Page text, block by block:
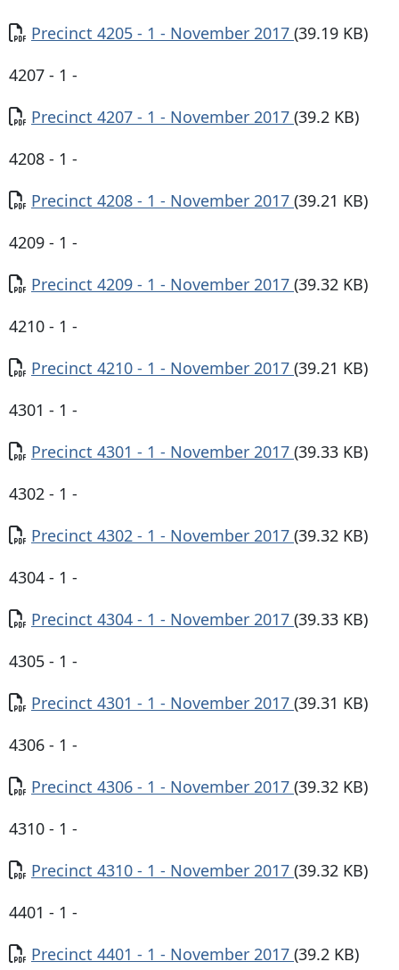
Documento
Precinct 4205 - 1 - November 2017 (39.19 KB)
4207 - 1 -
Documento
Precinct 4207 - 1 - November 2017 (39.2 KB)
4208 - 1 -
Documento
Precinct 4208 - 1 - November 2017 (39.21 KB)
4209 - 1 -
Documento
Precinct 4209 - 1 - November 2017 (39.32 KB)
4210 - 1 -
Documento
Precinct 4210 - 1 - November 2017 (39.21 KB)
4301 - 1 -
Documento
Precinct 4301 - 1 - November 2017 (39.33 KB)
4302 - 1 -
Documento
Precinct 4302 - 1 - November 2017 (39.32 KB)
4304 - 1 -
Documento
Precinct 4304 - 1 - November 2017 (39.33 KB)
4305 - 1 -
Documento
Precinct 4301 - 1 - November 2017 (39.31 KB)
4306 - 1 -
Documento
Precinct 4306 - 1 - November 2017 (39.32 KB)
4310 - 1 -
Documento
Precinct 4310 - 1 - November 2017 (39.32 KB)
4401 - 1 -
Documento
Precinct 4401 - 1 - November 2017 (39.2 KB)